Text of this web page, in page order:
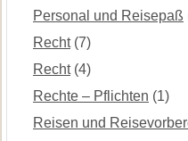
Personal und Reisepaß
Recht(7)
Recht(4)
Rechte – Pflichten (1)
Reisen und